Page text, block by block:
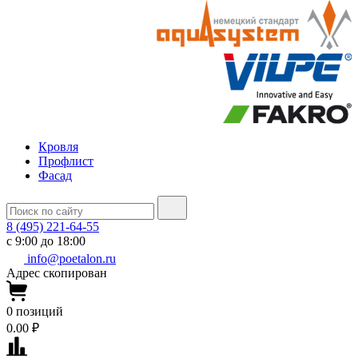
Кровля
Профлист
Фасад
8 (495) 221-64-55
с 9:00 до 18:00
info@poetalon.ru
Адрес скопирован
0 позиций
0.00 ₽